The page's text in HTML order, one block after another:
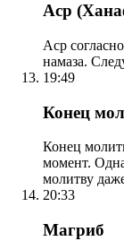
Аср
Аср
намаза.
19:49
Конец
Конец
момент.
молитву
20:33
Магриб